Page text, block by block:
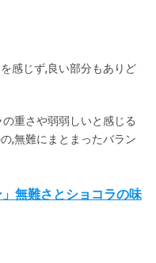
感じず,良い部分もありど
重さや弱弱しいと感じる
,無難にまとまったバラン
無難さとショコラの味